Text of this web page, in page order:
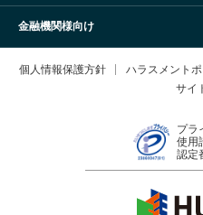
金融機関様向け
プラ
使用
認定
個人情報保護方針 ハラスメント
サイ